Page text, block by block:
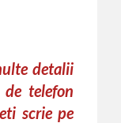
detalii
telefon
scrie pe